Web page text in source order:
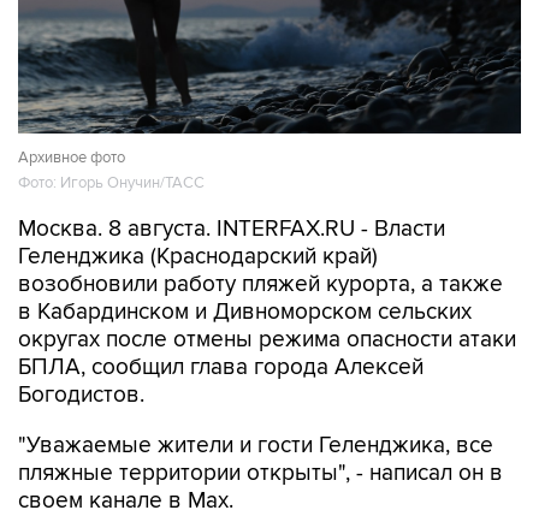
Архивное фото
Фото: Игорь Онучин/ТАСС
Москва. 8 августа. INTERFAX.RU - Власти
Геленджика (Краснодарский край)
возобновили работу пляжей курорта, а также
в Кабардинском и Дивноморском сельских
округах после отмены режима опасности атаки
БПЛА, сообщил глава города Алексей
Богодистов.
"Уважаемые жители и гости Геленджика, все
пляжные территории открыты", - написал он в
своем канале в Max.